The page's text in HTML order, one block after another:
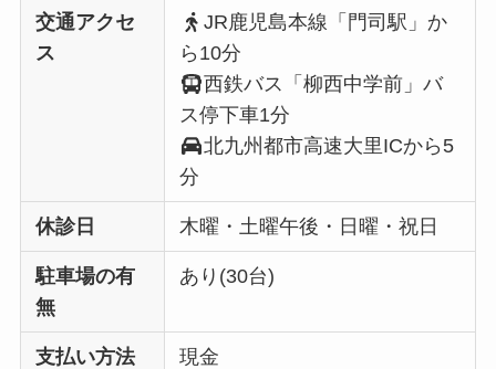
交通アクセ
ス
JR鹿児島本線「門司駅」か
ら10分
西鉄バス「柳西中学前」バ
ス停下車1分
北九州都市高速大里ICから5
分
休診日 木曜・土曜午後・日曜・祝日
駐車場の有
無
あり(30台)
支払い方法
現金